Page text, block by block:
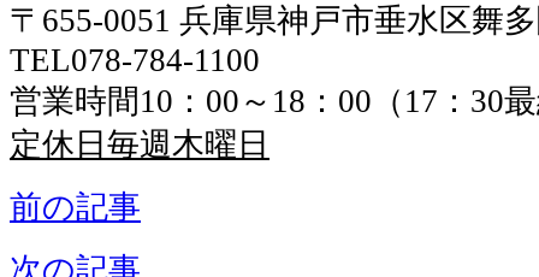
〒655-0051 兵庫県神戸市垂水区舞
TEL078-784-1100
営業時間10：00～18：00（17：30
定休日毎週木曜日
前の記事
次の記事